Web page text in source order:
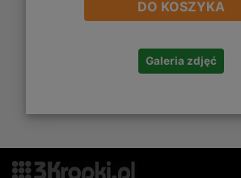
DO KOSZYKA
Galeria zdjęć